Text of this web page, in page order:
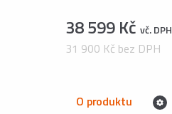
38 599 Kč vč. DPH
31 900 Kč bez DPH
O produktu